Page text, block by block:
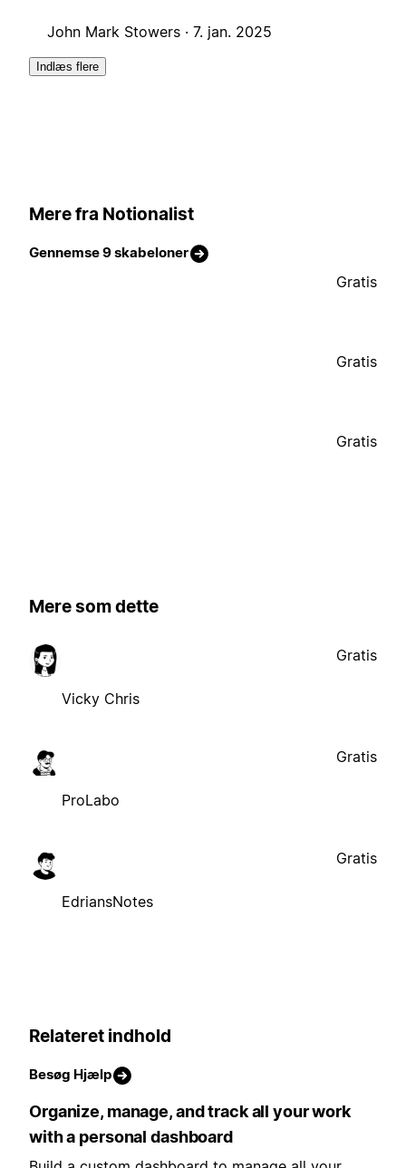
John Mark Stowers · 7. jan. 2025
Indlæs flere
Mere fra Notionalist
Gennemse 9 skabeloner
Gratis
Gratis
Gratis
Mere som dette
Vicky Chris
Gratis
ProLabo
Gratis
EdriansNotes
Gratis
Relateret indhold
Besøg Hjælp
Organize, manage, and track all your work
with a personal dashboard